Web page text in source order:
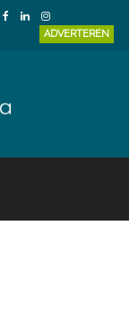
ADVERTEREN